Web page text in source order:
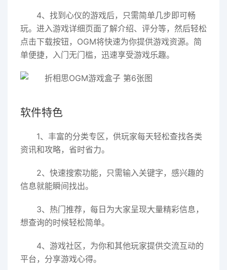
4、找到心仪的游戏后，只需简单几步即可畅
玩。进入游戏详细页面了解介绍、评分等，然后轻松
点击下载按钮，OGM将快速为你提供游戏资源。简
单便捷，入门无门槛，迅速享受游戏乐趣。
软件特色
1、丰富的分类专区，供玩家每天轻松查找各类
资讯和攻略，省时省力。
2、快速搜索功能，只需输入关键字，感兴趣的
信息就能瞬间找出。
3、热门推荐，每日为大家呈现大量精彩信息，
想查询的时候轻松简单。
4、游戏社区，为你和其他玩家提供交流互动的
平台，分享游戏心得。